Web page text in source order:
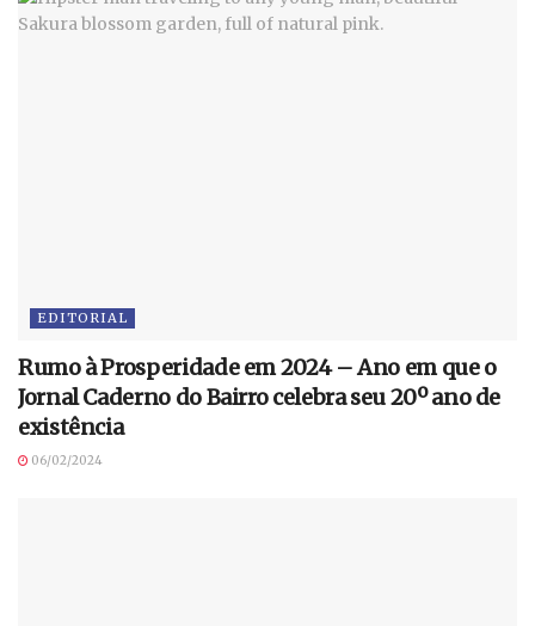
EDITORIAL
Rumo à Prosperidade em 2024 – Ano em que o
Jornal Caderno do Bairro celebra seu 20º ano de
existência
06/02/2024